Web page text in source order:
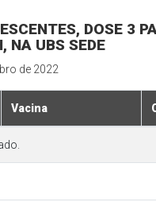
DOSE 3
NA UBS SEDE
de 2022
Vacina